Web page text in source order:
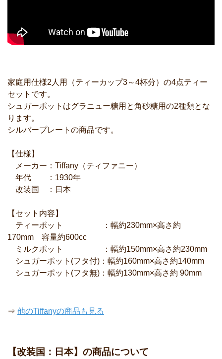
家庭用仕様2人用（ティーカップ3～4杯分）の4点ティー
セットです。
シュガーポットはグラニュー糖用と角砂糖用の2種類とな
ります。
シルバープレートの商品です。
【仕様】
メーカー：Tiffany（ティファニー）
年代 ：1930年
改装国 ：日本
【セット内容】
ティーポット ：幅約230mm×高さ約
170mm 容量約600cc
ミルクポット ：幅約150mm×高さ約230mm
シュガーポット(フタ付)：幅約160mm×高さ約140mm
シュガーポット(フタ無)：幅約130mm×高さ約 90mm
⇒ 他のTiffanyの商品も見る
【改装国：日本】の商品について